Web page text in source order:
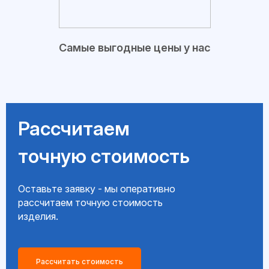
Самые выгодные цены у нас
Рассчитаем
точную стоимость
Оставьте заявку - мы оперативно
рассчитаем точную стоимость
изделия.
Рассчитать стоимость